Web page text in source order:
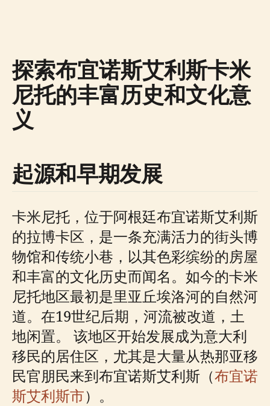
探索布宜诺斯艾利斯卡米
尼托的丰富历史和文化意
义
起源和早期发展
卡米尼托，位于阿根廷布宜诺斯艾利斯
的拉博卡区，是一条充满活力的街头博
物馆和传统小巷，以其色彩缤纷的房屋
和丰富的文化历史而闻名。如今的卡米
尼托地区最初是里亚丘埃洛河的自然河
道。在19世纪后期，河流被改道，土
地闲置。 该地区开始发展成为意大利
移民的居住区，尤其是大量从热那亚移
民官朋民来到布宜诺斯艾利斯（布宜诺
斯艾利斯市）。